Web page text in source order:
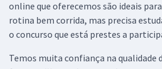
online que oferecemos são ideais
rotina bem corrida, mas precisa
o concurso que está prestes a
Temos muita confiança na qualidade